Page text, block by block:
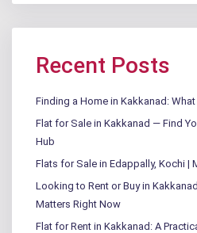
Recent Posts
Finding a Home in Kakkanad:
Flat for Sale in Kakkanad — Find
Hub
Flats for Sale in Edappally, Kochi |
Looking to Rent or Buy in
Matters Right Now
Flat for Rent in Kakkanad: A